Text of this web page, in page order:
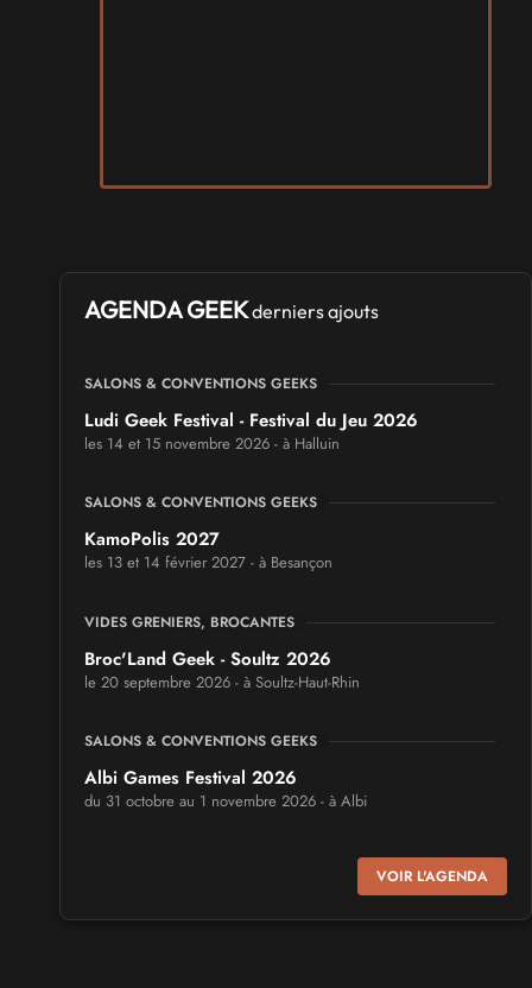
AGENDA GEEKderniers ajouts
SALONS & CONVENTIONS GEEKS
Ludi Geek Festival - Festival du Jeu 2026
les 14 et 15 novembre 2026 - à Halluin
SALONS & CONVENTIONS GEEKS
KamoPolis 2027
les 13 et 14 février 2027 - à Besançon
VIDES GRENIERS, BROCANTES
Broc'Land Geek - Soultz 2026
le 20 septembre 2026 - à Soultz-Haut-Rhin
SALONS & CONVENTIONS GEEKS
Albi Games Festival 2026
du 31 octobre au 1 novembre 2026 - à Albi
Virtual Calais - salon du jeu vidéo et des loisirs
numériques 2026
VOIR L'AGENDA